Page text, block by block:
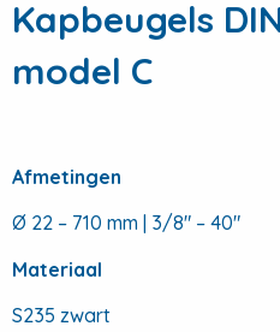
Kapbeugels
model C
Afmetingen
Ø 22 – 710 mm | 3/8" – 40"
Materiaal
S235 zwart